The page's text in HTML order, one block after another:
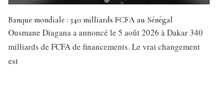
Banque mondiale : 340 milliards FCFA au Sénégal
Ousmane Diagana a annoncé le 5 août 2026 à Dakar 340
milliards de FCFA de financements. Le vrai changement
est